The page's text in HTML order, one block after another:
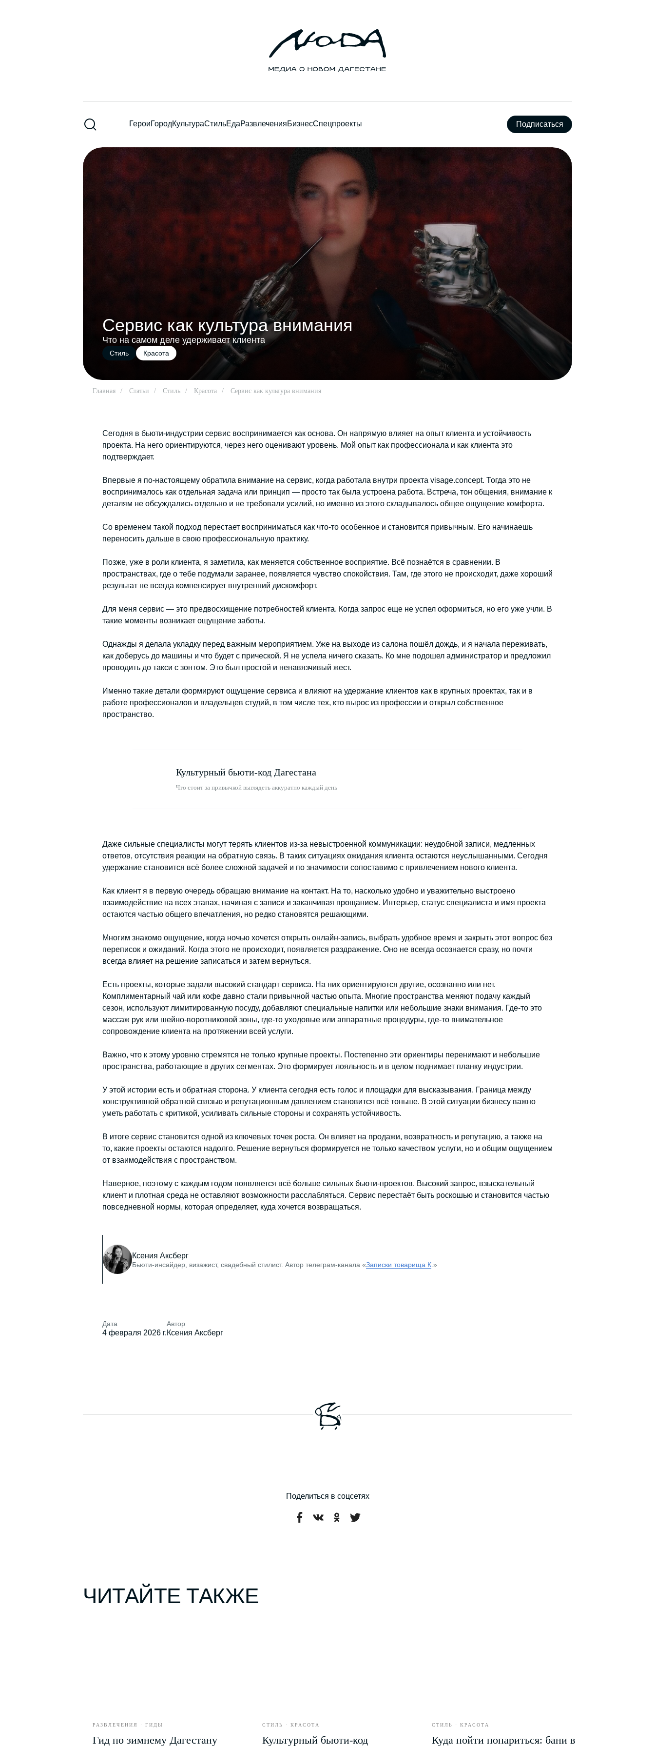
ГероиГородКультураСтильЕдаРазвлеченияБизнесСпецпроекты Подписаться
Сервис как культура внимания
Что на самом деле удерживает клиента
Стиль Красота
Главная / Статьи / Стиль / Красота / Сервис как культура внимания
Сегодня в бьюти-индустрии сервис воспринимается как основа. Он напрямую влияет на опыт клиента и устойчивость
проекта. На него ориентируются, через него оценивают уровень. Мой опыт как профессионала и как клиента это
подтверждает.
Впервые я по-настоящему обратила внимание на сервис, когда работала внутри проекта visage.concept. Тогда это не
воспринималось как отдельная задача или принцип — просто так была устроена работа. Встреча, тон общения, внимание к
деталям не обсуждались отдельно и не требовали усилий, но именно из этого складывалось общее ощущение комфорта.
Со временем такой подход перестает восприниматься как что-то особенное и становится привычным. Его начинаешь
переносить дальше в свою профессиональную практику.
Позже, уже в роли клиента, я заметила, как меняется собственное восприятие. Всё познаётся в сравнении. В
пространствах, где о тебе подумали заранее, появляется чувство спокойствия. Там, где этого не происходит, даже хороший
результат не всегда компенсирует внутренний дискомфорт.
Для меня сервис — это предвосхищение потребностей клиента. Когда запрос еще не успел оформиться, но его уже учли. В
такие моменты возникает ощущение заботы.
Однажды я делала укладку перед важным мероприятием. Уже на выходе из салона пошёл дождь, и я начала переживать,
как доберусь до машины и что будет с прической. Я не успела ничего сказать. Ко мне подошел администратор и предложил
проводить до такси с зонтом. Это был простой и ненавязчивый жест.
Именно такие детали формируют ощущение сервиса и влияют на удержание клиентов как в крупных проектах, так и в
работе профессионалов и владельцев студий, в том числе тех, кто вырос из профессии и открыл собственное
пространство.
Культурный бьюти-код Дагестана
Что стоит за привычкой выглядеть аккуратно каждый день
Даже сильные специалисты могут терять клиентов из-за невыстроенной коммуникации: неудобной записи, медленных
ответов, отсутствия реакции на обратную связь. В таких ситуациях ожидания клиента остаются неуслышанными. Сегодня
удержание становится всё более сложной задачей и по значимости сопоставимо с привлечением нового клиента.
Как клиент я в первую очередь обращаю внимание на контакт. На то, насколько удобно и уважительно выстроено
взаимодействие на всех этапах, начиная с записи и заканчивая прощанием. Интерьер, статус специалиста и имя проекта
остаются частью общего впечатления, но редко становятся решающими.
Многим знакомо ощущение, когда ночью хочется открыть онлайн-запись, выбрать удобное время и закрыть этот вопрос без
переписок и ожиданий. Когда этого не происходит, появляется раздражение. Оно не всегда осознается сразу, но почти
всегда влияет на решение записаться и затем вернуться.
Есть проекты, которые задали высокий стандарт сервиса. На них ориентируются другие, осознанно или нет.
Комплиментарный чай или кофе давно стали привычной частью опыта. Многие пространства меняют подачу каждый
сезон, используют лимитированную посуду, добавляют специальные напитки или небольшие знаки внимания. Где-то это
массаж рук или шейно-воротниковой зоны, где-то уходовые или аппаратные процедуры, где-то внимательное
сопровождение клиента на протяжении всей услуги.
Важно, что к этому уровню стремятся не только крупные проекты. Постепенно эти ориентиры перенимают и небольшие
пространства, работающие в других сегментах. Это формирует лояльность и в целом поднимает планку индустрии.
У этой истории есть и обратная сторона. У клиента сегодня есть голос и площадки для высказывания. Граница между
конструктивной обратной связью и репутационным давлением становится всё тоньше. В этой ситуации бизнесу важно
уметь работать с критикой, усиливать сильные стороны и сохранять устойчивость.
В итоге сервис становится одной из ключевых точек роста. Он влияет на продажи, возвратность и репутацию, а также на
то, какие проекты остаются надолго. Решение вернуться формируется не только качеством услуги, но и общим ощущением
от взаимодействия с пространством.
Наверное, поэтому с каждым годом появляется всё больше сильных бьюти-проектов. Высокий запрос, взыскательный
клиент и плотная среда не оставляют возможности расслабляться. Сервис перестаёт быть роскошью и становится частью
повседневной нормы, которая определяет, куда хочется возвращаться.
Ксения Аксберг
Бьюти-инсайдер, визажист, свадебный стилист. Автор телеграм-канала «Записки товарища К .»
Дата
4 февраля 2026 г.
Автор
Ксения Аксберг
Поделиться в соцсетях
ЧИТАЙТЕ ТАКЖЕ
РАЗВЛЕЧЕНИЯ · ГИДЫ
Гид по зимнему Дагестану
СТИЛЬ · КРАСОТА
Культурный бьюти-код
СТИЛЬ · КРАСОТА
Куда пойти попариться: бани в